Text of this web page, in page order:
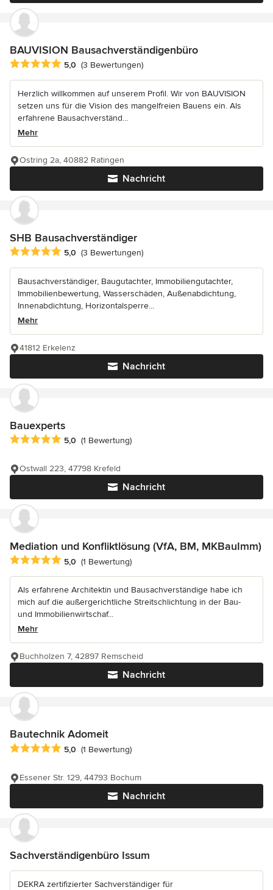
BAUVISION Bausachverständigenbüro
Durchschnittliche Bewertung: 5 von 5 Sternen
5,0 (3 Bewertungen)
Herzlich willkommen auf unserem Profil. Wir von BAUVISION
setzen uns für die Vision des mangelfreien Bauens ein. Als
erfahrene Bausachverständ...
Mehr
Nachricht
Ostring 2a, 40882 Ratingen
SHB Bausachverständiger
Durchschnittliche Bewertung: 5 von 5 Sternen
5,0 (3 Bewertungen)
Bausachverständiger, Baugutachter, Immobiliengutachter,
Immobilienbewertung, Wasserschäden, Außenabdichtung,
Innenabdichtung, Horizontalsperre...
Mehr
Nachricht
41812 Erkelenz
Bauexperts
Durchschnittliche Bewertung: 5 von 5 Sternen
5,0 (1 Bewertung)
Nachricht
Ostwall 223, 47798 Krefeld
Mediation und Konfliktlösung (VfA, BM, MKBauImm)
Durchschnittliche Bewertung: 5 von 5 Sternen
5,0 (1 Bewertung)
Als erfahrene Architektin und Bausachverständige habe ich
mich auf die außergerichtliche Streitschlichtung in der Bau-
und Immobilienwirtschaf...
Mehr
Nachricht
Buchholzen 7, 42897 Remscheid
Bautechnik Adomeit
Durchschnittliche Bewertung: 5 von 5 Sternen
5,0 (1 Bewertung)
Nachricht
Essener Str. 129, 44793 Bochum
Sachverständigenbüro Issum
DEKRA zertifizierter Sachverständiger für